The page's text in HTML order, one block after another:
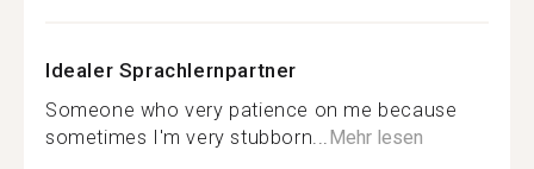
Idealer Sprachlernpartner
Someone who very patience on me because
sometimes I'm very stubborn...Mehr lesen